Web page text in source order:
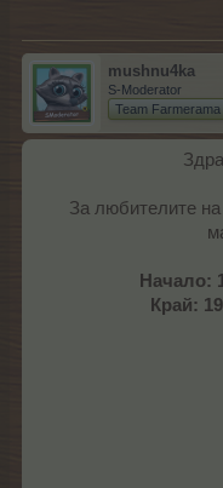
mushnu4ka
S-Moderator
Team Farmerama
За любителите на
Начало:
Край: